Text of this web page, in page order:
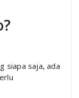
siapa saja, ada